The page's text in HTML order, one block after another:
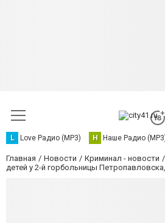
L Love Радио (MP3) Н Наше Радио
Главная Новости Криминал - новости
детей у 2-й горбольницы